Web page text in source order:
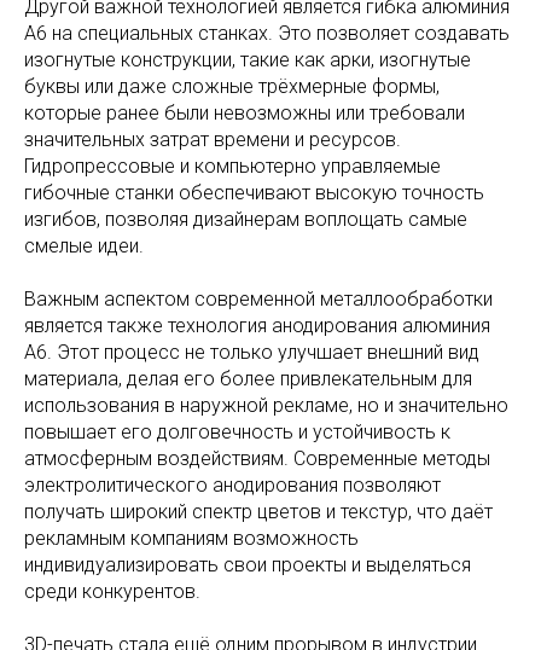
Другой важной технологией является гибка алюминия
А6 на специальных станках. Это позволяет создавать
изогнутые конструкции, такие как арки, изогнутые
буквы или даже сложные трёхмерные формы,
которые ранее были невозможны или требовали
значительных затрат времени и ресурсов.
Гидропрессовые и компьютерно управляемые
гибочные станки обеспечивают высокую точность
изгибов, позволяя дизайнерам воплощать самые
смелые идеи.
Важным аспектом современной металлообработки
является также технология анодирования алюминия
А6. Этот процесс не только улучшает внешний вид
материала, делая его более привлекательным для
использования в наружной рекламе, но и значительно
повышает его долговечность и устойчивость к
атмосферным воздействиям. Современные методы
электролитического анодирования позволяют
получать широкий спектр цветов и текстур, что даёт
рекламным компаниям возможность
индивидуализировать свои проекты и выделяться
среди конкурентов.
3D-печать стала ещё одним прорывом в индустрии